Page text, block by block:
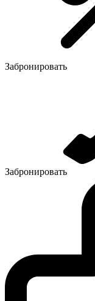
Забронировать
Забронировать